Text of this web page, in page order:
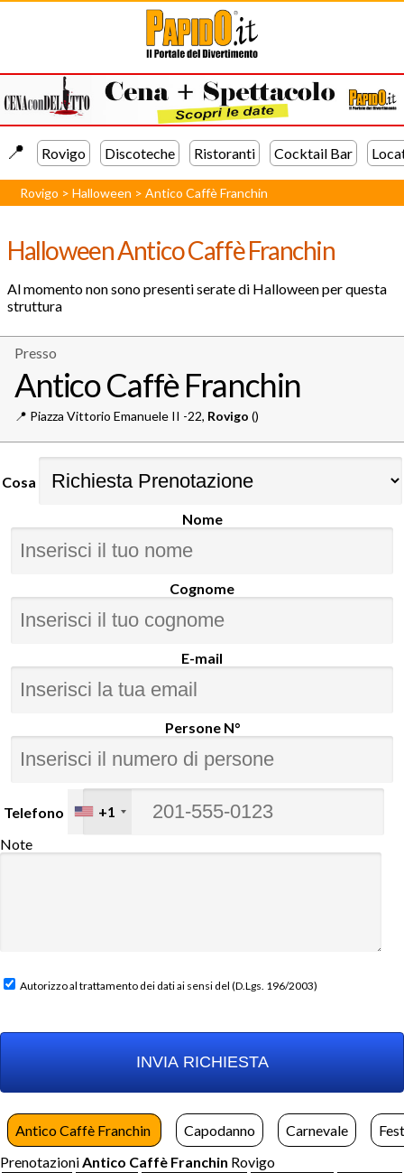
📍️ Rovigo Discoteche Ristoranti Cocktail Bar
Rovigo >Halloween >Antico Caffè Franchin
Halloween Antico Caffè Franchin
Al momento non sono presenti serate di Halloween per questa
struttura
Presso
Antico Caffè Franchin
📍️ Piazza Vittorio Emanuele II -22, Rovigo ()
Cosa
Nome
Cognome
E-mail
Persone N°
Telefono
+1
Note
Autorizzo al trattamento dei dati ai sensi del (D.Lgs. 196/2003)
Antico Caffè Franchin Capodanno Carnevale
Prenotazioni Antico Caffè Franchin Rovigo